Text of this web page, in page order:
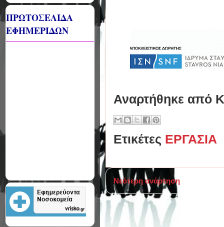
Αναρτήθηκε από
Ετικέτες ΕΡΓΑΣΙΑ
Νεότερη ανάρτηση
ΠΡΩΤΟΣΕΛΙΔΑ
ΕΦΗΜΕΡΙΔΩΝ